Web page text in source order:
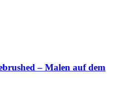
– Malen auf dem